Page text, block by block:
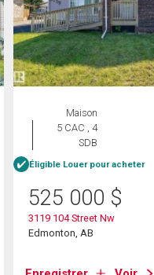
Maison
5 CAC , 4
SDB
Éligible Louer pour acheter
525 000 $
3119 104 Street Nw
Edmonton, AB